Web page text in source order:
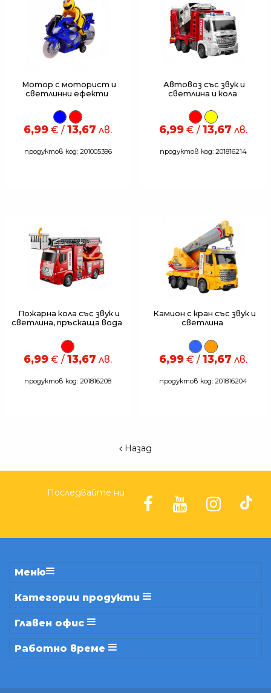
Мотор с моторист и
светлинни ефекти
6,99 € / 13,67 лв.
продуктов код: 201005396
Автовоз със звук и
светлина и кола
6,99 € / 13,67 лв.
продуктов код: 201816214
Пожарна кола със звук и
светлина, пръскаща вода
6,99 € / 13,67 лв.
продуктов код: 201816208
Камион с кран със звук и
светлина
6,99 € / 13,67 лв.
продуктов код: 201816204
Назад
Последвайте ни
Меню
Категории продукти
Главен офис
Работно време